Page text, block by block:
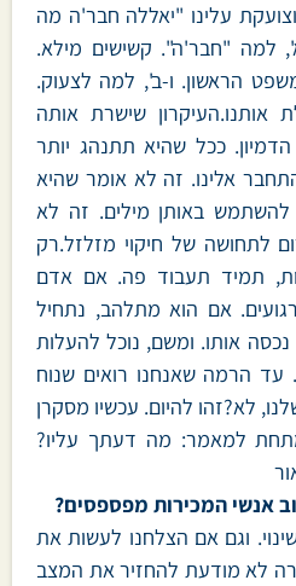
עלינו "יאללה חבר'ה מה
למה "חבר'ה". קשישים מילא.
הראשון. ו-ב', למה לצעוק.
אותנו.העיקרון שישרת אותה
ככל שהיא תתנהג יותר
אלינו. זה לא אומר שהיא
להשתמש באותן מילים. זה לא
לתחושה של חיקוי מזלזל.רק
תמיד תעבוד פה. אם אדם
אם הוא מתלהב, נתחיל
אותו. ומשם, נוכל להעלות
הרמה שאנחנו רואים שנוח
לא?זהו להיום. עכשיו מסקרן
למאמר: מה דעתך עליו?
אנשי המכירות מפספסים?
וגם אם הצלחנו לעשות את
לא מודעת להחזיר את המצב